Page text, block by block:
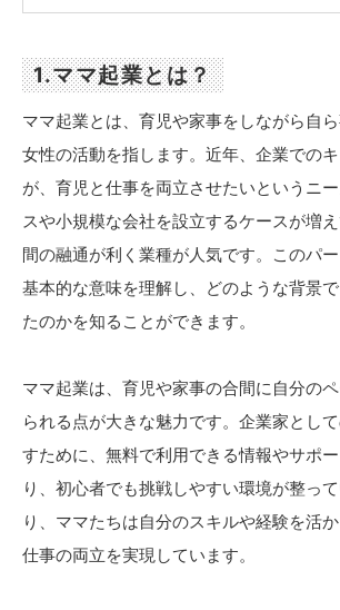
1.ママ起業とは？
ママ起業とは、育児や家事をしながら自
女性の活動を指します。近年、企業での
が、育児と仕事を両立させたいというニ
スや小規模な会社を設立するケースが増
間の融通が利く業種が人気です。このパ
基本的な意味を理解し、どのような背景
たのかを知ることができます。
ママ起業は、育児や家事の合間に自分の
られる点が大きな魅力です。企業家とし
すために、無料で利用できる情報やサポ
り、初心者でも挑戦しやすい環境が整っ
り、ママたちは自分のスキルや経験を活
仕事の両立を実現しています。